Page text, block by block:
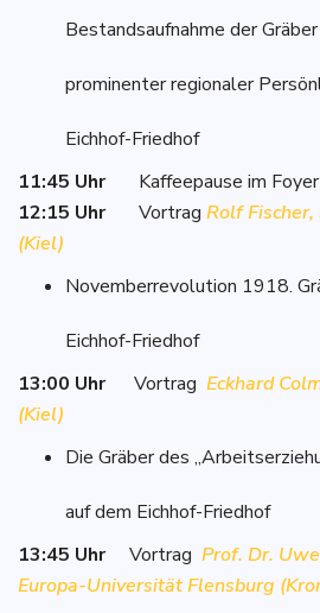
Bestandsaufnahme der
prominenter regionaler
Eichhof-Friedhof
11:45 UhrKaffeepause im Foyer
12:15 UhrVortrag Rolf
(Kiel)
Novemberrevolution 1918.
Eichhof-Friedhof
13:00 UhrVortrag Eckhard
(Kiel)
Die Gräber des
auf dem Eichhof-Friedhof
13:45 UhrVortrag Prof. Dr.
Europa-Universität Flensburg